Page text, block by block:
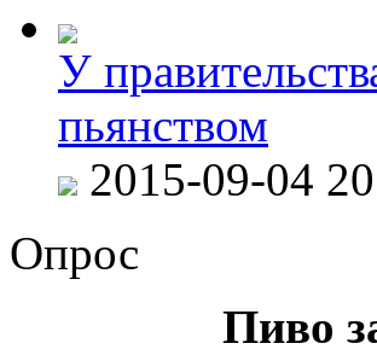
У
пьянством
2015-09-04
Опрос
Пиво